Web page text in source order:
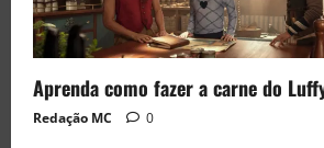
Aprenda como fazer a carne do
Redação MC 0